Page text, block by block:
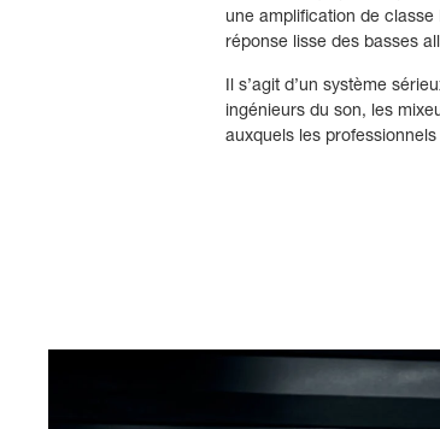
une amplification de
réponse lisse des basses
Il s’agit d’un système
ingénieurs du son, les
auxquels les